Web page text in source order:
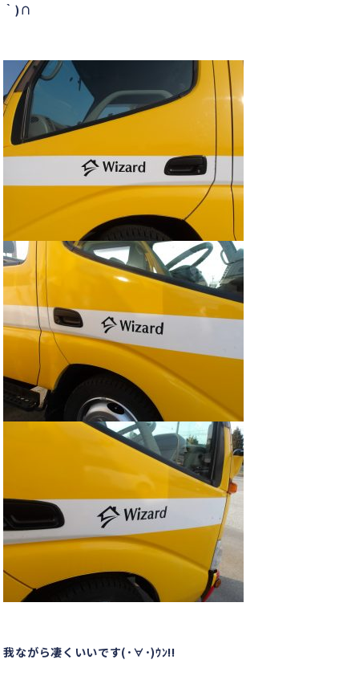
｀)∩
我ながら凄くいいです(･∀･)ｳﾝ!!